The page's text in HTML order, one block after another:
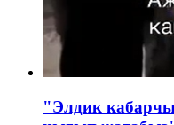
"Элдик